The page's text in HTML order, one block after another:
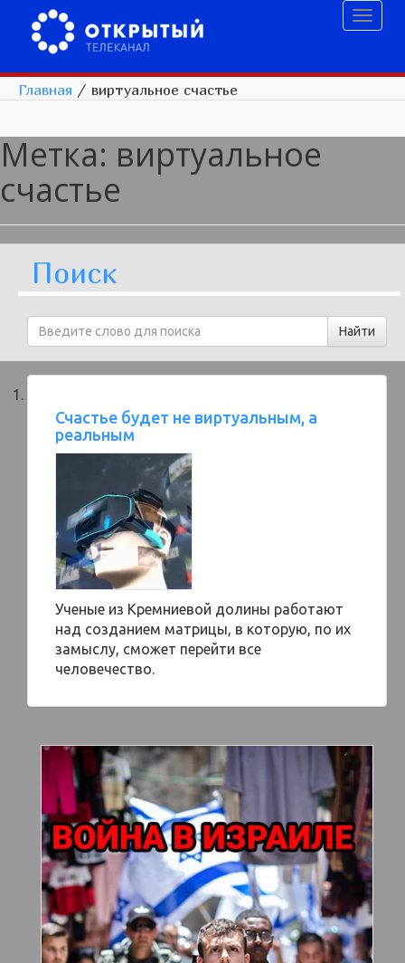
Главная / виртуальное счастье
Метка: виртуальное
счастье
Поиск
Счастье будет не виртуальным, а
реальным
Ученые из Кремниевой долины работают
над созданием матрицы, в которую, по их
замыслу, сможет перейти все
человечество.